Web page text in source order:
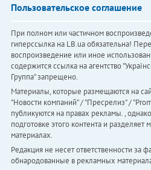
Пользовательское соглашение
При полном или частичном
гиперссылка на LB.ua обязательна!
воспроизведение или иное
содержится ссылка на агентство
Группа" запрещено.
Материалы, которые размещаются на
"Новости компаний" / "Пресрелиз" /
публикуются на правах рекламы. ,
подготовке этого контента и разделяет
материалах.
Редакция не несет ответственности за
обнародованные в рекламных